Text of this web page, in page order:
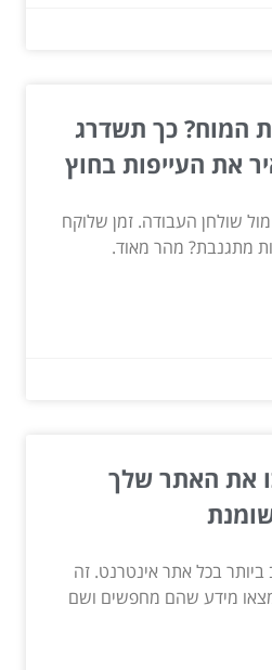
המוח? כך תשדרג
את העייפות בחוץ
מול שולחן העבודה. זמן שלוקח
העייפות מתגנבת? מהר מאוד.
את האתר שלך
בכל אתר אינטרנט. זה
מידע שהם מחפשים ושם